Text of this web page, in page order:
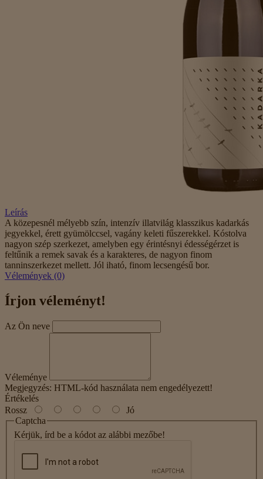
Leírás
A közepesnél mélyebb szín, intenzív illatvilág klasszikus kadarkás
jegyekkel, érett gyümölccsel, vagány keleti fűszerekkel. Kóstolva
nagyon szép szerkezet, amelyben egy érintésnyi édességérzet is
feltűnik a remek savak és a karakteres, de nagyon finom
tanninszerkezet mellett. Jól iható, finom lecsengésű bor.
Vélemények (0)
Írjon véleményt!
Az Ön neve
Véleménye
Megjegyzés: HTML-kód használata nem engedélyezett!
Értékelés
Rossz
Jó
Captcha
Kérjük, írd be a kódot az alábbi mezőbe!